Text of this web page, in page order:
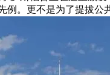
。更不是为了提拔